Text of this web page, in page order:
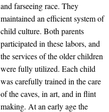
and farseeing race. They
maintained an efficient system of
child culture. Both parents
participated in these labors, and
the services of the older children
were fully utilized. Each child
was carefully trained in the care
of the caves, in art, and in flint
making. At an early age the